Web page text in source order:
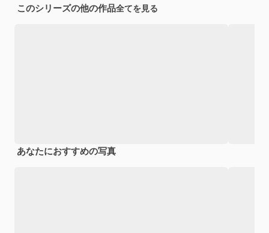
このシリーズの他の作品全てを見る
あなたにおすすめの写真